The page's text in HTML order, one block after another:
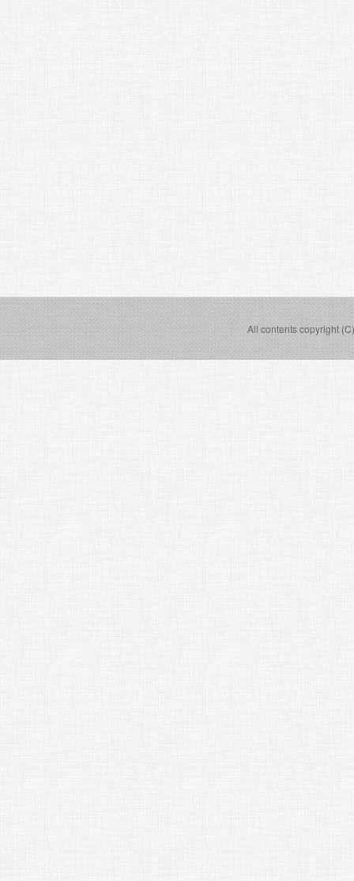
All contents copyright